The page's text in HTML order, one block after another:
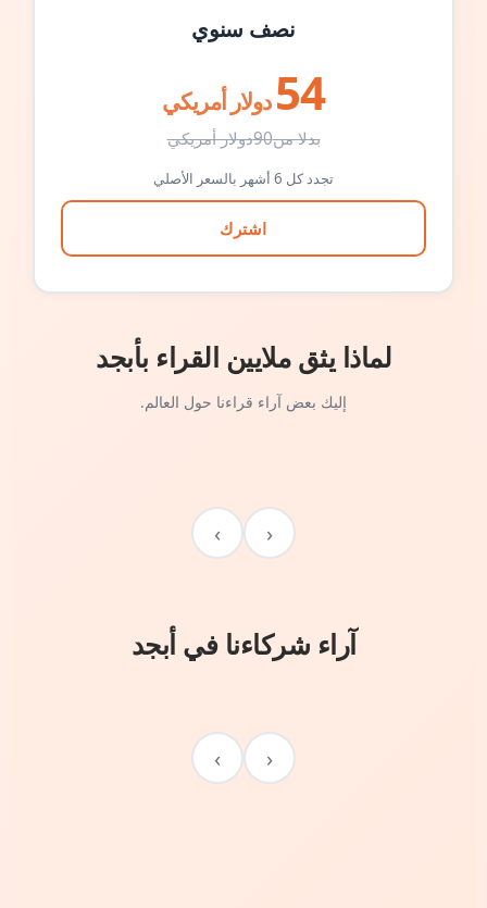
نصف سنوي
54 دولار أمريكي
بدلا من90دولار أمريكي
تجدد كل 6 أشهر بالسعر الأصلي
اشترك
لماذا يثق ملايين القراء بأبجد
إليك بعض آراء قراءنا حول العالم.
‹
›
آراء شركاءنا في أبجد
‹
›